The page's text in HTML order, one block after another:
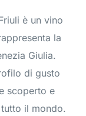
è un vino
la
Giulia.
di gusto
scoperto e
il mondo.